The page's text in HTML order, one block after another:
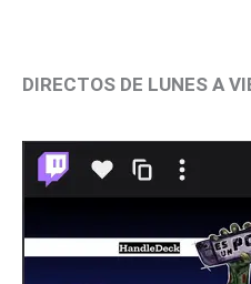
DIRECTOS DE LUNES A